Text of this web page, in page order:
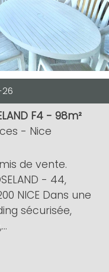
F4 - 98m²
- Nice
de vente.
- 44,
NICE Dans une
sécurisée,